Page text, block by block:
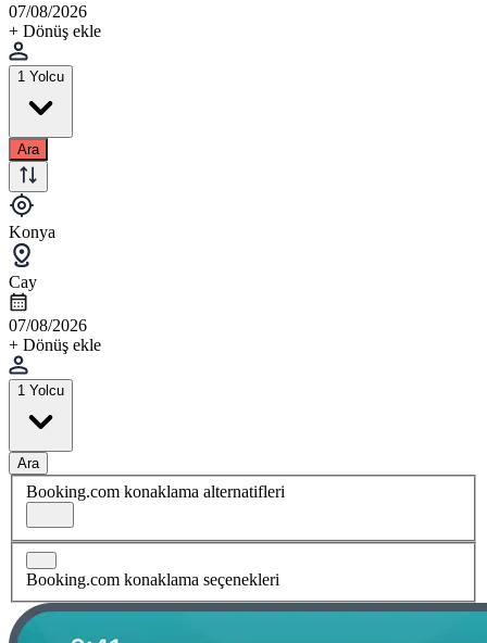
07/08/2026
+ Dönüş ekle
1 Yolcu
Ara
Konya
Cay
07/08/2026
+ Dönüş ekle
1 Yolcu
Ara
Booking.com konaklama alternatifleri
Booking.com konaklama seçenekleri